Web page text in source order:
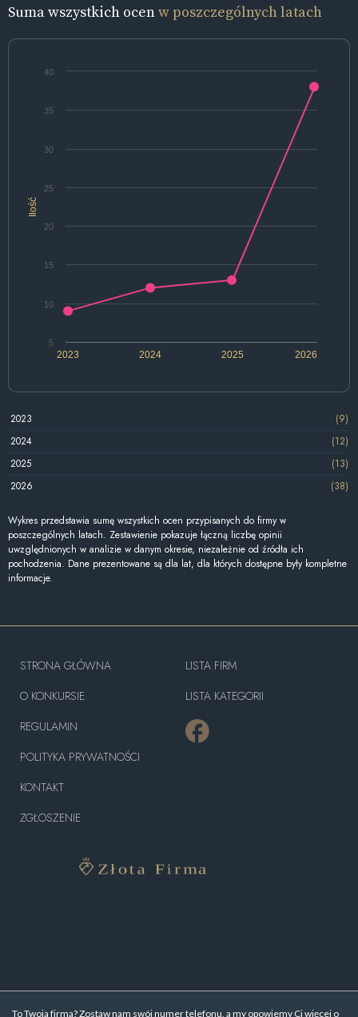
Suma wszystkich ocenw poszczególnych latach
Ilość
2024 2026
2023 2025
5
10
15
20
25
30
35
40
2023
(9)
2024
(12)
2025
(13)
2026
(38)
Wykres przedstawia sumę wszystkich ocen przypisanych do firmy w
poszczególnych latach. Zestawienie pokazuje łączną liczbę opinii
uwzględnionych w analizie w danym okresie, niezależnie od źródła ich
pochodzenia. Dane prezentowane są dla lat, dla których dostępne były kompletne
informacje.
To Twoja firma? Zostaw nam swój numer telefonu, a my opowiemy Ci więcej o
STRONA GŁÓWNA
O KONKURSIE
REGULAMIN
POLITYKA PRYWATNOŚCI
KONTAKT
ZGŁOSZENIE
LISTA FIRM
LISTA KATEGORII